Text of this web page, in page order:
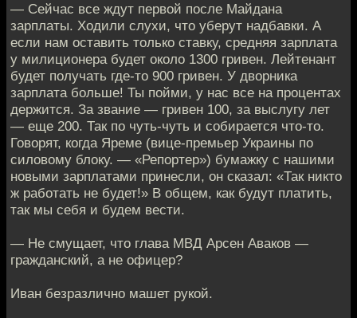
— Сейчас все ждут первой после Майдана
зарплаты. Ходили слухи, что уберут надбавки. А
если нам оставить только ставку, средняя зарплата
у милиционера будет около 1300 гривен. Лейтенант
будет получать где-то 900 гривен. У дворника
зарплата больше! Ты пойми, у нас все на процентах
держится. За звание — гривен 100, за выслугу лет
— еще 200. Так по чуть-чуть и собирается что-то.
Говорят, когда Яреме (вице-премьер Украины по
силовому блоку. — «Репортер») бумажку с нашими
новыми зарплатами принесли, он сказал: «Так никто
ж работать не будет!» В общем, как будут платить,
так мы себя и будем вести.
— Не смущает, что глава МВД Арсен Аваков —
гражданский, а не офицер?
Иван безразлично машет рукой.